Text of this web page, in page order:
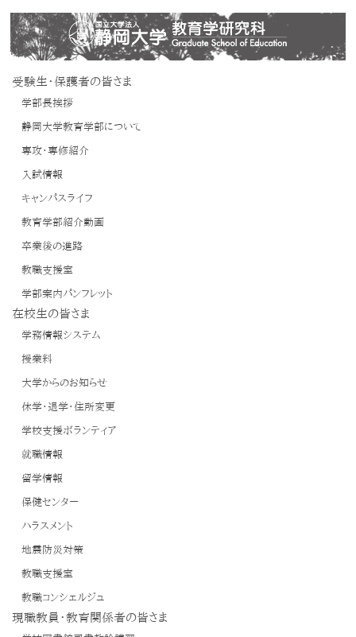
受験生・保護者の皆さま
学部長挨拶
静岡大学教育学部について
専攻・専修紹介
入試情報
キャンパスライフ
教育学部紹介動画
卒業後の進路
教職支援室
学部案内パンフレット
在校生の皆さま
学務情報システム
授業料
大学からのお知らせ
休学・退学・住所変更
学校支援ボランティア
就職情報
留学情報
保健センター
ハラスメント
地震防災対策
教職支援室
教職コンシェルジュ
現職教員・教育関係者の皆さま